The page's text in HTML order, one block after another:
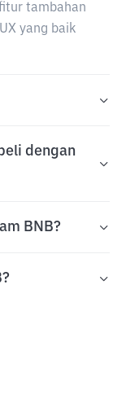
tambahan
yang baik
dengan
BNB?